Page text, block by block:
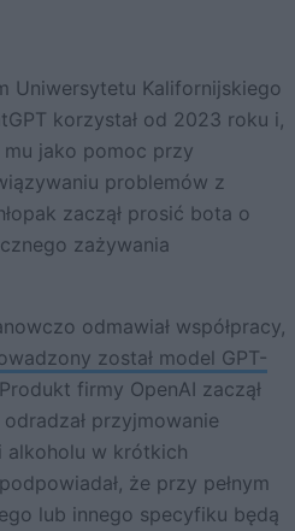
Uniwersytetu Kalifornijskiego
korzystał od 2023 roku i,
mu jako pomoc przy
problemów z
zaczął prosić bota o
zażywania
odmawiał współpracy,
został model GPT-
firmy OpenAI zaczął
przyjmowanie
alkoholu w krótkich
że przy pełnym
lub innego specyfiku będą